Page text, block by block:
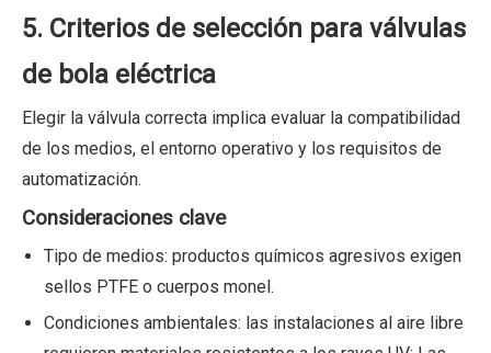
5. Criterios de selección para válvulas
de bola eléctrica
Elegir la válvula correcta implica evaluar la compatibilidad
de los medios, el entorno operativo y los requisitos de
automatización.
Consideraciones clave
Tipo de medios: productos químicos agresivos exigen
sellos PTFE o cuerpos monel.
Condiciones ambientales: las instalaciones al aire libre